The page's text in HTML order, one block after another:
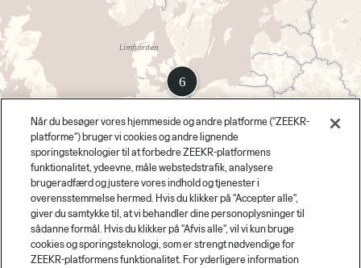
Når du besøger vores hjemmeside og andre platforme ("ZEEKR-
platforme") bruger vi cookies og andre lignende
sporingsteknologier til at forbedre ZEEKR-platformens
funktionalitet, ydeevne, måle webstedstrafik, analysere
brugeradfærd og justere vores indhold og tjenester i
overensstemmelse hermed. Hvis du klikker på "Accepter alle",
giver du samtykke til, at vi behandler dine personoplysninger til
sådanne formål. Hvis du klikker på "Afvis alle", vil vi kun bruge
cookies og sporingsteknologi, som er strengt nødvendige for
ZEEKR-platformens funktionalitet. For yderligere information